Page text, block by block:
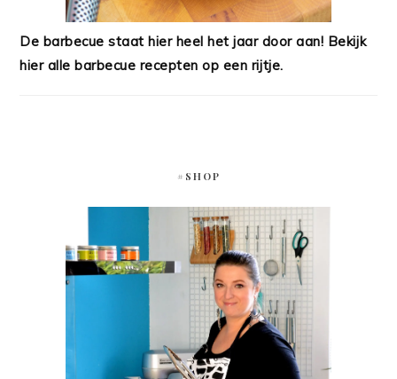
De barbecue staat hier heel het jaar door aan! Bekijk
hier alle barbecue recepten op een rijtje.
#SHOP